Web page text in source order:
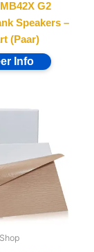
G2
Speakers –
(Paar)
Shop